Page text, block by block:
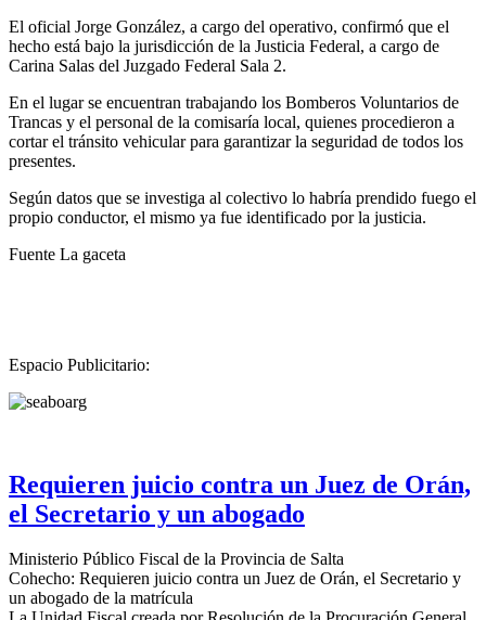
El oficial Jorge González, a cargo del operativo, confirmó que el
hecho está bajo la jurisdicción de la Justicia Federal, a cargo de
Carina Salas del Juzgado Federal Sala 2.
En el lugar se encuentran trabajando los Bomberos Voluntarios de
Trancas y el personal de la comisaría local, quienes procedieron a
cortar el tránsito vehicular para garantizar la seguridad de todos los
presentes.
Según datos que se investiga al colectivo lo habría prendido fuego el
propio conductor, el mismo ya fue identificado por la justicia.
Fuente La gaceta
Espacio Publicitario:
Requieren juicio contra un Juez de Orán,
el Secretario y un abogado
Ministerio Público Fiscal de la Provincia de Salta
Cohecho: Requieren juicio contra un Juez de Orán, el Secretario y
un abogado de la matrícula